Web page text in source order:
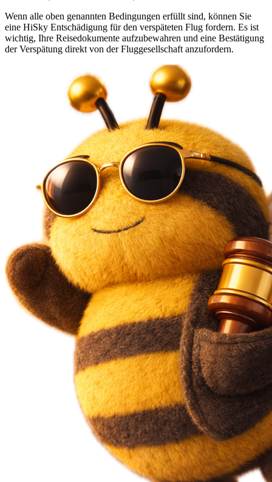
Wenn alle oben genannten Bedingungen erfüllt sind, können Sie
eine HiSky Entschädigung für den verspäteten Flug fordern. Es ist
wichtig, Ihre Reisedokumente aufzubewahren und eine Bestätigung
der Verspätung direkt von der Fluggesellschaft anzufordern.